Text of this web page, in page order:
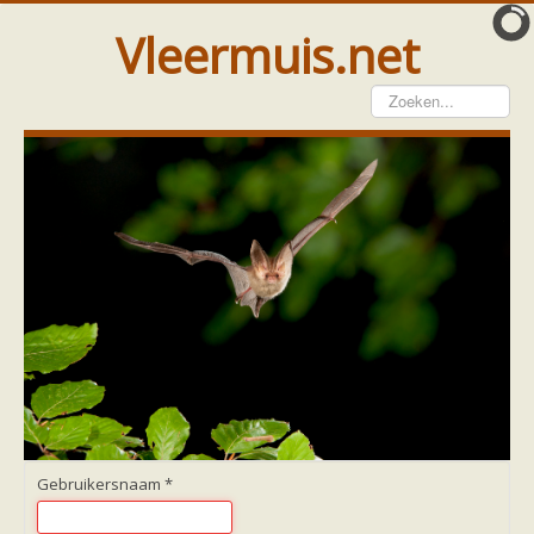
Vleermuis.net
Vleermuis gezien
Waarneming doorgeven
Wat doen wij met meldingen
Telinstructie
Waarnemingen doorgeven elders
Hulp
Vleermuis gevonden
Vanginstructie
Hulp per email
Hulp per provincie
Drenthe
Groningen
Home
Gebruikersnaam *